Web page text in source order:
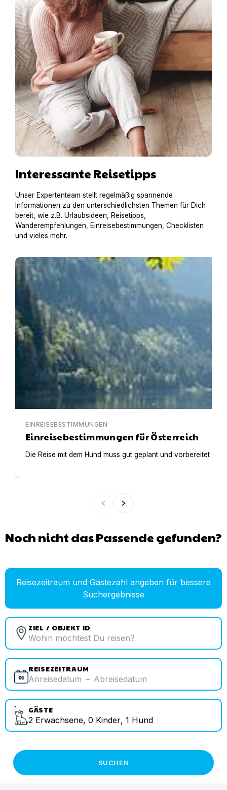
Interessante Reisetipps
Unser Expertenteam stellt regelmäßig spannende
Informationen zu den unterschiedlichsten Themen für Dich
bereit, wie z.B. Urlaubsideen, Reisetipps,
Wanderempfehlungen, Einreisebestimmungen, Checklisten
und vieles mehr.
Einreisebestimmungen für Österreich
EINREISEBESTIMMUNGEN
Einreisebestimmungen für Österreich
Die Reise mit dem Hund muss gut geplant und vorbereitet
Noch nicht das Passende gefunden?
Reisezeitraum und Gästezahl angeben für bessere
Suchergebnisse
ZIEL / OBJEKT ID
REISEZEITRAUM
Anreisedatum – Abreisedatum
GÄSTE
2 Erwachsene, 0 Kinder, 1 Hund
SUCHEN